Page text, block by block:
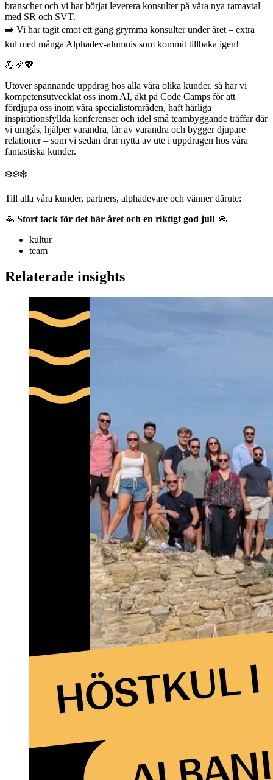
branscher och vi har börjat leverera konsulter på våra nya ramavtal
med SR och SVT.
➡️ Vi har tagit emot ett gäng grymma konsulter under året – extra
kul med många Alphadev-alumnis som kommit tillbaka igen!
💪🎉💖
Utöver spännande uppdrag hos alla våra olika kunder, så har vi
kompetensutvecklat oss inom AI, åkt på Code Camps för att
fördjupa oss inom våra specialistområden, haft härliga
inspirationsfyllda konferenser och idel små teambyggande träffar där
vi umgås, hjälper varandra, lär av varandra och bygger djupare
relationer – som vi sedan drar nytta av ute i uppdragen hos våra
fantastiska kunder.
❄️❄️❄️
Till alla våra kunder, partners, alphadevare och vänner därute:
🙏 Stort tack för det här året och en riktigt god jul! 🙏
kultur
team
Relaterade insights